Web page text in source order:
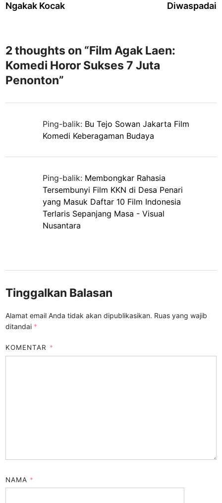
Ngakak Kocak
Diwaspadai
2 thoughts on “Film Agak Laen:
Komedi Horor Sukses 7 Juta
Penonton”
Ping-balik: Bu Tejo Sowan Jakarta Film
Komedi Keberagaman Budaya
Ping-balik: Membongkar Rahasia
Tersembunyi Film KKN di Desa Penari
yang Masuk Daftar 10 Film Indonesia
Terlaris Sepanjang Masa - Visual
Nusantara
Tinggalkan Balasan
Alamat email Anda tidak akan dipublikasikan. Ruas yang wajib
ditandai *
KOMENTAR *
NAMA *